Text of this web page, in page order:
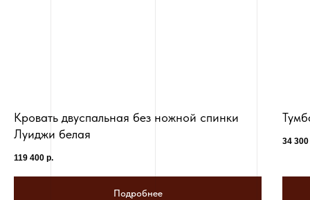
Кровать двуспальная без ножной спинки
Луиджи белая
119 400 р.
Подробнее
34 300